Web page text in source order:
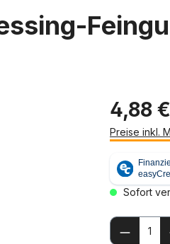
4,88
Preise inkl.
Sofort